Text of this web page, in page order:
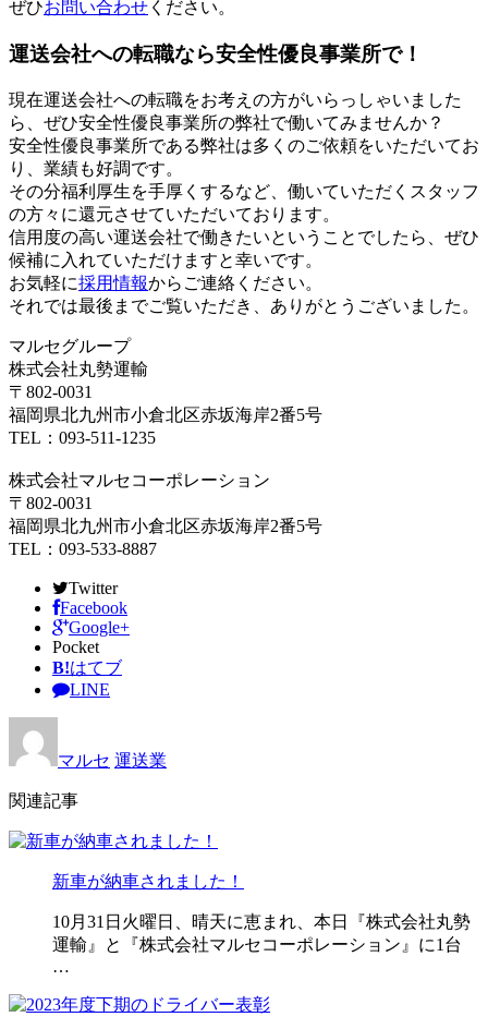
ぜひお問い合わせ ください。
運送会社への転職なら安全性優良事業所で！
現在運送会社への転職をお考えの方がいらっしゃいました
ら、ぜひ安全性優良事業所の弊社で働いてみませんか？
安全性優良事業所である弊社は多くのご依頼をいただいてお
り、業績も好調です。
その分福利厚生を手厚くするなど、働いていただくスタッフ
の方々に還元させていただいております。
信用度の高い運送会社で働きたいということでしたら、ぜひ
候補に入れていただけますと幸いです。
お気軽に採用情報からご連絡ください。
それでは最後までご覧いただき、ありがとうございました。
マルセグループ
株式会社丸勢運輸
〒802-0031
福岡県北九州市小倉北区赤坂海岸2番5号
TEL：093-511-1235
株式会社マルセコーポレーション
〒802-0031
福岡県北九州市小倉北区赤坂海岸2番5号
TEL：093-533-8887
Twitter
Facebook
Google+
Pocket
B!はてブ
LINE
マルセ 運送業
関連記事
新車が納車されました！
10月31日火曜日、晴天に恵まれ、本日『株式会社丸勢
運輸』と『株式会社マルセコーポレーション』に1台
…